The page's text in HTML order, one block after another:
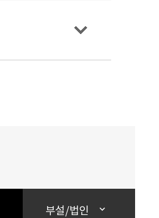
부설/법인